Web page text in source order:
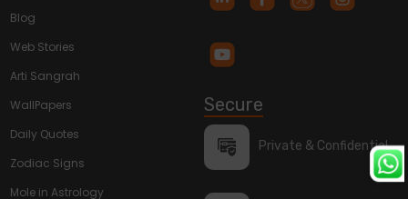
Blog
Web Stories
Arti Sangrah
WallPapers
Daily Quotes
Zodiac Signs
Mole in Astrology
Secure
Private & Confidential